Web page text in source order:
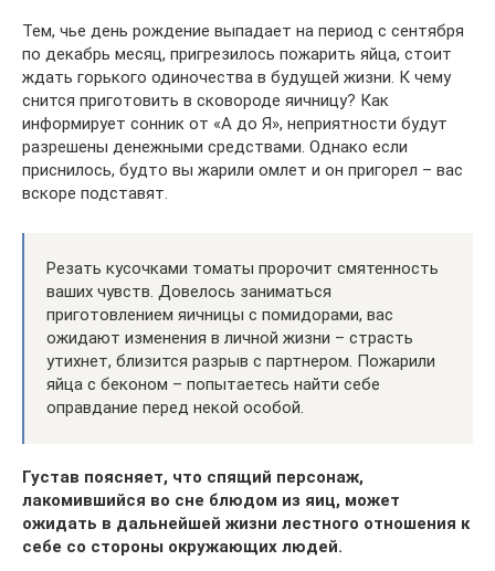
Тем, чье день рождение выпадает на период с сентября
по декабрь месяц, пригрезилось пожарить яйца, стоит
ждать горького одиночества в будущей жизни. К чему
снится приготовить в сковороде яичницу? Как
информирует сонник от «А до Я», неприятности будут
разрешены денежными средствами. Однако если
приснилось, будто вы жарили омлет и он пригорел – вас
вскоре подставят.
Резать кусочками томаты пророчит смятенность
ваших чувств. Довелось заниматься
приготовлением яичницы с помидорами, вас
ожидают изменения в личной жизни – страсть
утихнет, близится разрыв с партнером. Пожарили
яйца с беконом – попытаетесь найти себе
оправдание перед некой особой.
Густав поясняет, что спящий персонаж,
лакомившийся во сне блюдом из яиц, может
ожидать в дальнейшей жизни лестного отношения к
себе со стороны окружающих людей.